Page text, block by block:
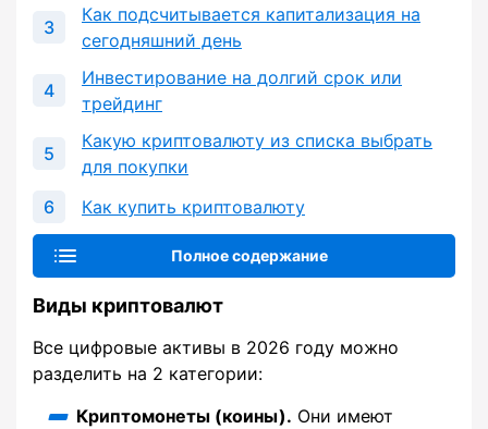
Как подсчитывается капитализация на
сегодняшний день
Инвестирование на долгий срок или
трейдинг
Какую криптовалюту из списка выбрать
для покупки
Как купить криптовалюту
Полное содержание
Виды криптовалют
Все цифровые активы в 2026 году можно
разделить на 2 категории:
Криптомонеты (коины). Они имеют